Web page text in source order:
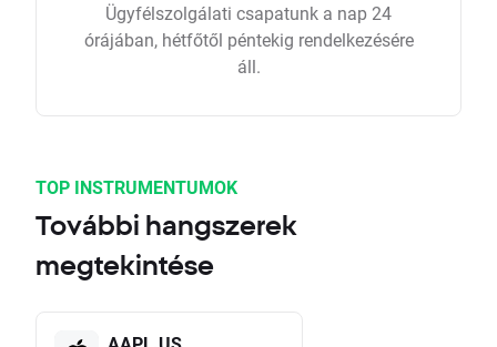
Ügyfélszolgálati csapatunk a nap 24
órájában, hétfőtől péntekig rendelkezésére
áll.
TOP INSTRUMENTUMOK
További hangszerek
megtekintése